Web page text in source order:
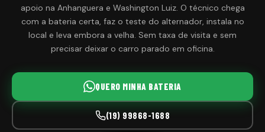
apoio na Anhanguera e Washington Luiz. O técnico chega
com a bateria certa, faz o teste do alternador, instala no
local e leva embora a velha. Sem taxa de visita e sem
precisar deixar o carro parado em oficina.
QUERO MINHA BATERIA
(19) 99868-1688